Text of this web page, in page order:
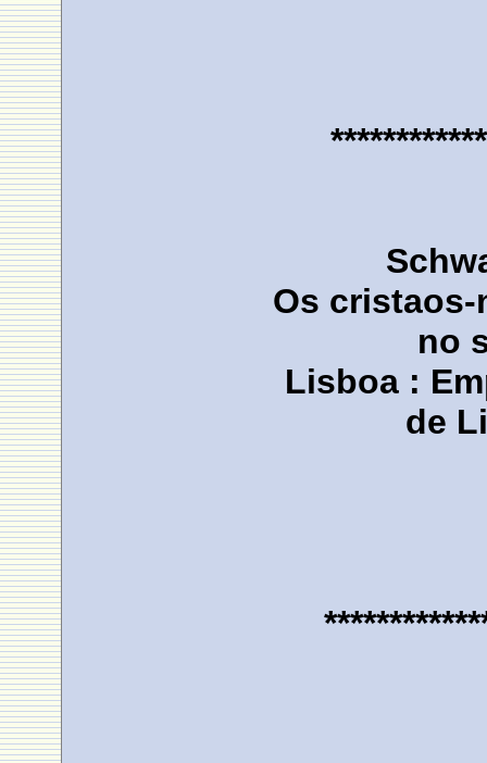
Os
no
Lisboa :
de